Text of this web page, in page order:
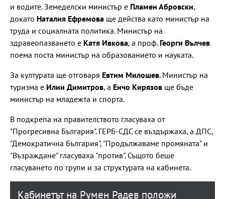
и водите. Земеделски министър е Пламен Абровски,
докато Наталия Ефремова ще действа като министър на
труда и социалната политика. Министър на
здравеопазването е Катя Ивкова, а проф. Георги Вълчев
поема поста министър на образованието и науката.
За културата ще отговаря Евтим Милошев. Министър на
туризма е Илин Димитров, а Енчо Кирязов ще бъде
министър на младежта и спорта.
В подкрепа на правителството гласуваха от
"Прогресивна България". ГЕРБ-СДС се въздържаха, а ДПС,
"Демократична България", "Продължаваме промяната" и
"Възраждане" гласуваха "против". Същото беше
гласуването по групи и за структурата на кабинета.
Кабинетът на Румен Радев положи